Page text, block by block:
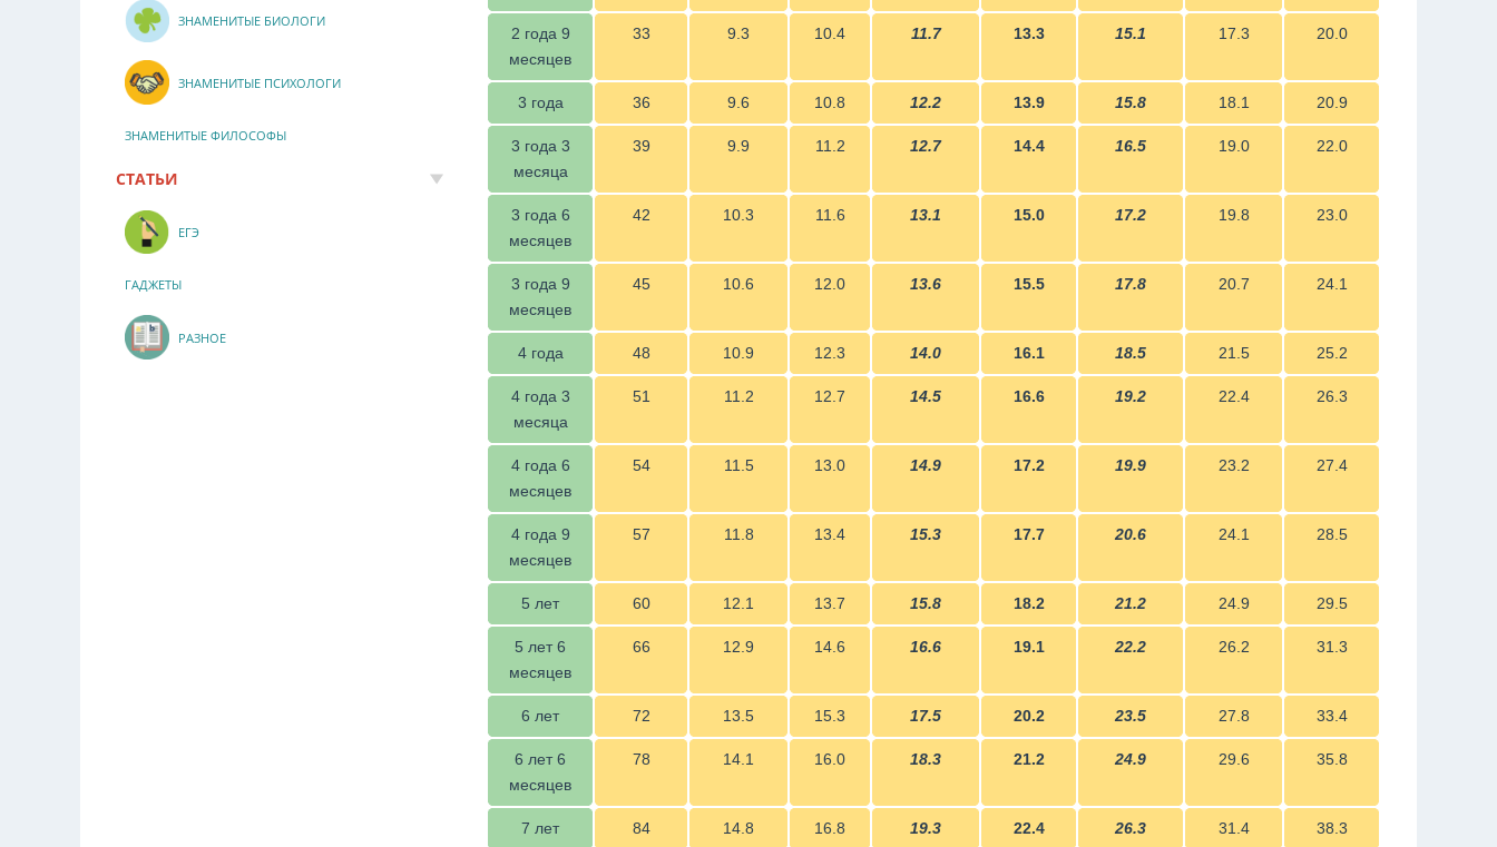
2 года 9
месяцев
33 9.3 10.4 11.7 13.3 15.1 17.3 20.0
3 года 36 9.6 10.8 12.2 13.9 15.8 18.1 20.9
3 года 3
месяца
39 9.9 11.2 12.7 14.4 16.5 19.0 22.0
3 года 6
месяцев
42 10.3 11.6 13.1 15.0 17.2 19.8 23.0
3 года 9
месяцев
45 10.6 12.0 13.6 15.5 17.8 20.7 24.1
4 года 48 10.9 12.3 14.0 16.1 18.5 21.5 25.2
4 года 3
месяца
51 11.2 12.7 14.5 16.6 19.2 22.4 26.3
4 года 6
месяцев
54 11.5 13.0 14.9 17.2 19.9 23.2 27.4
4 года 9
месяцев
57 11.8 13.4 15.3 17.7 20.6 24.1 28.5
5 лет 60 12.1 13.7 15.8 18.2 21.2 24.9 29.5
5 лет 6
месяцев
66 12.9 14.6 16.6 19.1 22.2 26.2 31.3
6 лет 72 13.5 15.3 17.5 20.2 23.5 27.8 33.4
6 лет 6
месяцев
78 14.1 16.0 18.3 21.2 24.9 29.6 35.8
7 лет 84 14.8 16.8 19.3 22.4 26.3 31.4 38.3
ЗНАМЕНИТЫЕ БИОЛОГИ
ЗНАМЕНИТЫЕ ПСИХОЛОГИ
ЗНАМЕНИТЫЕ ФИЛОСОФЫ
СТАТЬИ
ЕГЭ
ГАДЖЕТЫ
РАЗНОЕ